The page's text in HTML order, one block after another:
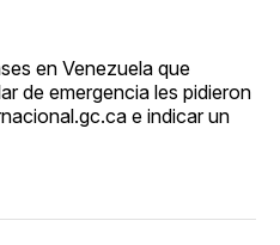
en Venezuela que
de emergencia les pidieron
e indicar un